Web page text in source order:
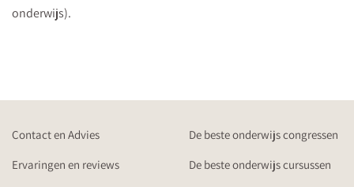
onderwijs).
Contact en Advies
De beste onderwijs congressen
Ervaringen en reviews
De beste onderwijs cursussen